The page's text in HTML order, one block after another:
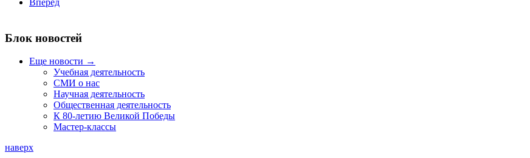
Блок новостей
Еще новости →
Учебная деятельность
СМИ о нас
Научная деятельность
Общественная деятельность
К 80-летию Великой Победы
Мастер-классы
наверх